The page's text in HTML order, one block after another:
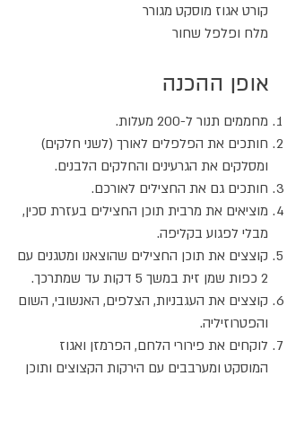
קורט אגוז מוסקט מגורר
מלח ופלפל שחור
אופן ההכנה
מחממים תנור ל-200 מעלות.
חותכים את הפלפלים לאורך (לשני חלקים)
ומסלקים את הגרעינים והחלקים הלבנים.
חותכים גם את החצילים לאורכם.
מוציאים את מרבית תוכן החצילים בעזרת סכין,
מבלי לפגוע בקליפה.
קוצצים את תוכן החצילים שהוצאנו ומטגנים עם
2 כפות שמן זית במשך 5 דקות עד שמתרכך.
קוצצים את העגבניות, הצלפים, האנשובי, השום
והפטרוזיליה.
לוקחים את פירורי הלחם, הפרמזן ואגוז
המוסקט ומערבבים עם הירקות הקצוצים ותוכן